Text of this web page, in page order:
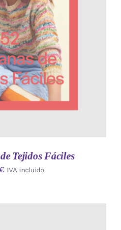
CARRITO
/
Tejidos Fáciles
€ IVA incluido